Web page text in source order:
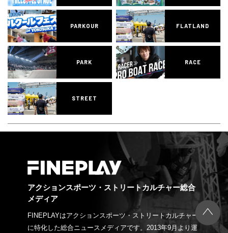
PARKOUR FLATLAND
PARK RACE
STREET
アクションスポーツ・ストリートカルチャー総合
メディア
FINEPLAYはアクションスポーツ・ストリートカルチャー
に特化した総合ニュースメディアです。2013年9月より運